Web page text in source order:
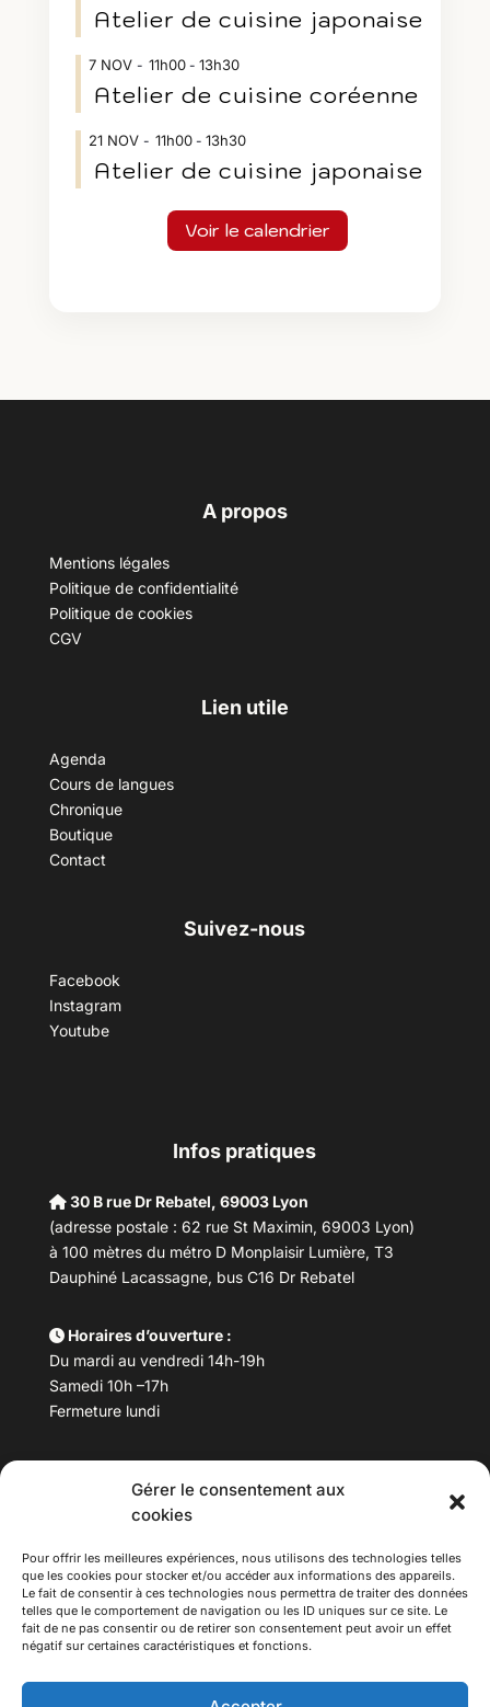
Gérer le consentement aux
cookies
Pour offrir les meilleures expériences, nous utilisons des technologies telles
que les cookies pour stocker et/ou accéder aux informations des appareils.
Le fait de consentir à ces technologies nous permettra de traiter des données
telles que le comportement de navigation ou les ID uniques sur ce site. Le
fait de ne pas consentir ou de retirer son consentement peut avoir un effet
négatif sur certaines caractéristiques et fonctions.
Atelier de cuisine japonaise
7 NOV 11h00- 13h30
Atelier de cuisine coréenne
21 NOV 11h00- 13h30
Atelier de cuisine japonaise
Voir le calendrier
A propos
Mentions légales
Politique de confidentialité
Politique de cookies
CGV
Lien utile
Agenda
Cours de langues
Chronique
Boutique
Contact
Suivez-nous
Facebook
Instagram
Youtube
Infos pratiques
30 B rue Dr Rebatel, 69003 Lyon
(adresse postale : 62 rue St Maximin, 69003 Lyon)
à 100 mètres du métro D Monplaisir Lumière, T3
Dauphiné Lacassagne, bus C16 Dr Rebatel
Horaires d’ouverture :
Du mardi au vendredi 14h-19h
Samedi 10h –17h
Fermeture lundi
maisondesculturesasiatiques@asiexpo.com